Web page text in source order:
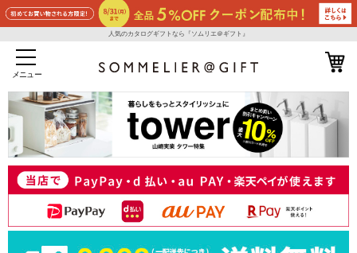
人気のカタログギフトなら『ソムリエ＠ギフト』
メニュー